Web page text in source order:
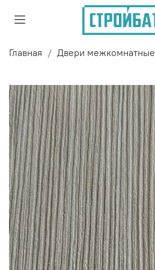
Главная Двери межкомнатные